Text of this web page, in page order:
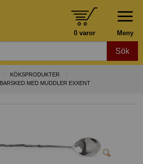
Meny
0 varor
Sök
KÖKSPRODUKTER
BARSKED MED MUDDLER EXXENT